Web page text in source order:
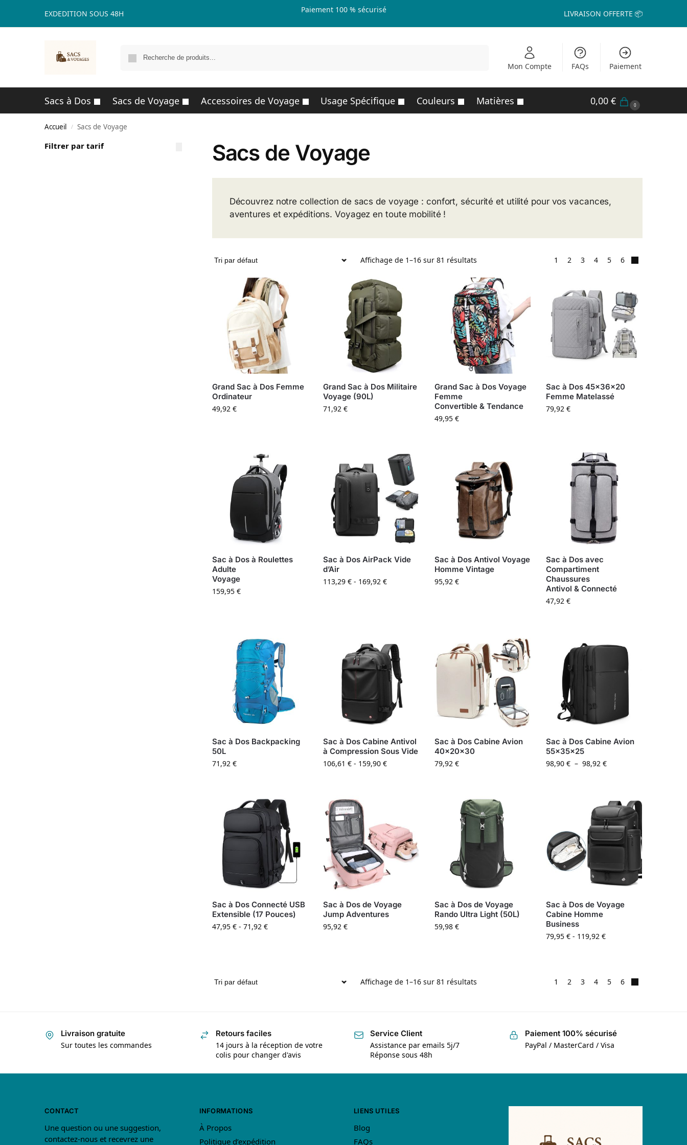
EXDEDITION SOUS 48H Paiement 100 % sécurisé LIVRAISON OFFERTE 📦
Mon Compte FAQs Paiement
Sacs à Dos Sacs de Voyage Accessoires de Voyage Usage Spécifique Couleurs Matières 0,00 € 0
Accueil / Sacs de Voyage
Sacs de Voyage
Découvrez notre collection de sacs de voyage : confort, sécurité et utilité pour vos vacances,
aventures et expéditions. Voyagez en toute mobilité !
Affichage de 1–16 sur 81 résultats 1 2 3 4 5 6
Grand Sac à Dos Femme
Ordinateur
49,92 €
Grand Sac à Dos Militaire
Voyage (90L)
71,92€
Grand Sac à Dos Voyage
Femme
Convertible & Tendance
49,95€
Sac à Dos 45x36x20
Femme Matelassé
79,92€
Sac à Dos à Roulettes
Adulte
Voyage
159,95 €
Sac à Dos AirPack Vide
d’Air
113,29€ - 169,92€
Sac à Dos Antivol Voyage
Homme Vintage
95,92€
Sac à Dos avec
Compartiment
Chaussures
Antivol & Connecté
47,92€
Sac à Dos Backpacking
50L
71,92 €
Sac à Dos Cabine Antivol
à Compression Sous Vide
106,61€ - 159,90€
Sac à Dos Cabine Avion
40x20x30
79,92€
Sac à Dos Cabine Avion
55x35x25
98,90€ – 98,92€
Sac à Dos Connecté USB
Extensible (17 Pouces)
47,95 €- 71,92 €
Sac à Dos de Voyage
Jump Adventures
95,92€
Sac à Dos de Voyage
Rando Ultra Light (50L)
59,98€
Sac à Dos de Voyage
Cabine Homme
Business
79,95€ - 119,92€
Affichage de 1–16 sur 81 résultats 1 2 3 4 5 6
Filtrer par tarif
Livraison gratuite
Sur toutes les commandes
Retours faciles
14 jours à la réception de votre
colis pour changer d'avis
Service Client
Assistance par emails 5j/7
Réponse sous 48h
Paiement 100% sécurisé
PayPal / MasterCard / Visa
CONTACT
Une question ou une suggestion,
contactez-nous et recevrez une
INFORMATIONS
À Propos
Politique d’expédition
LIENS UTILES
Blog
FAQs